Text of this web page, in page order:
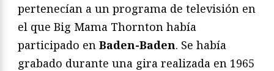
pertenecían a un programa de televisión en
el que Big Mama Thornton había
participado en Baden-Baden. Se había
grabado durante una gira realizada en 1965